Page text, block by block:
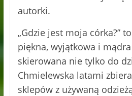
autorki.
„Gdzie jest moja córka?”
piękna, wyjątkowa i mądra
skierowana nie tylko do
Chmielewska latami
sklepów z używaną